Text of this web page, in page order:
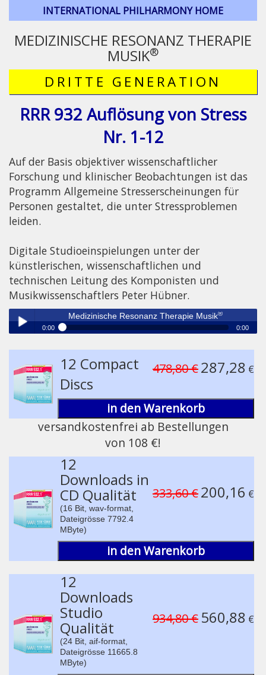
INTERNATIONAL PHILHARMONY HOME
MEDIZINISCHE RESONANZ THERAPIE
MUSIK®
DRITTE GENERATION
RRR 932 Auflösung von Stress
Nr. 1-12
Auf der Basis objektiver wissenschaftlicher
Forschung und klinischer Beobachtungen ist das
Programm Allgemeine Stresserscheinungen für
Personen gestaltet, die unter Stressproblemen
leiden.
Digitale Studioeinspielungen unter der
künstlerischen, wissenschaftlichen und
technischen Leitung des Komponisten und
Musikwissenschaftlers Peter Hübner.
Play /
Medizinische Resonanz Therapie Musik®
0:00 0:00
12 Compact
Discs
478,80 €287,28 €
in den Warenkorb
versandkostenfrei ab Bestellungen
von 108 €!
12
Downloads in
CD Qualität
(16 Bit, wav-format,
Dateigrösse 7792.4
MByte)
333,60 €200,16 €
in den Warenkorb
12
Downloads
Studio
Qualität
(24 Bit, aif-format,
Dateigrösse 11665.8
MByte)
934,80 € 560,88 €